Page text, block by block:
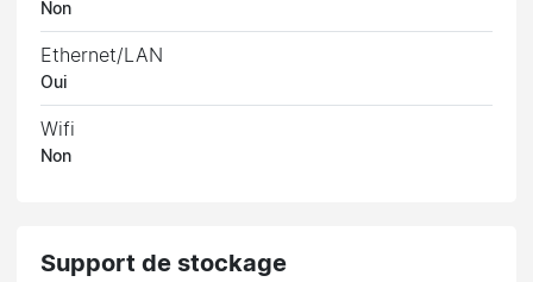
Non
Ethernet/LAN
Oui
Wifi
Non
Support de stockage